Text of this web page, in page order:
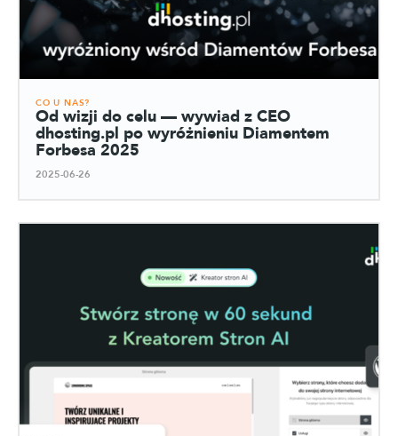
CO U NAS?
Od wizji do celu — wywiad z CEO
dhosting.pl po wyróżnieniu Diamentem
Forbesa 2025
2025-06-26